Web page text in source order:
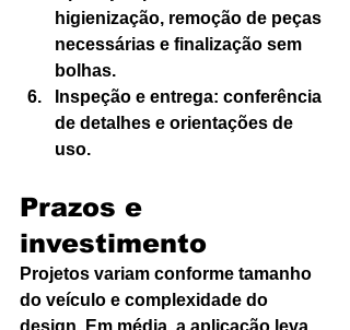
higienização, remoção de peças
necessárias e finalização sem
bolhas.
Inspeção e entrega: conferência
de detalhes e orientações de
uso.
Prazos e
investimento
Projetos variam conforme tamanho
do veículo e complexidade do
design. Em média, a aplicação leva